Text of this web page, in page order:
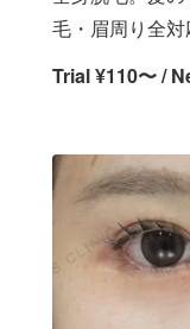
毛・眉周り全対
Trial ¥110〜 /